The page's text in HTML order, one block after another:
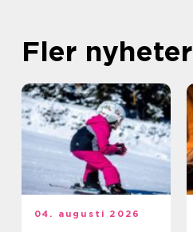
Fler nyheter
04. augusti 2026